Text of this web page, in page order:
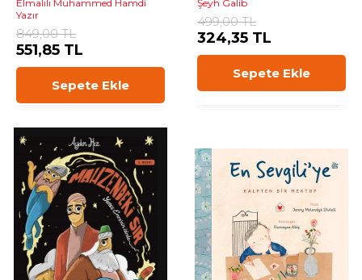
Elmalılı Muhammed Hamdi
Yazır
849,00 TL
551,85 TL
Sepete Ekle
Şeyh Galib
499,00 TL
324,35 TL
Sepete Ekle